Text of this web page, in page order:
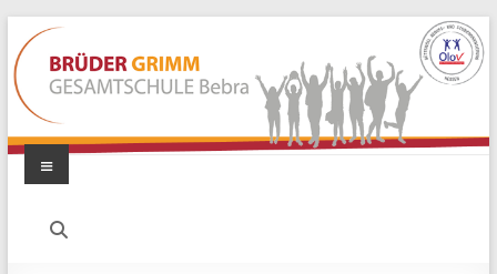
Zum
Inhalt
springen
Brüder
Menü